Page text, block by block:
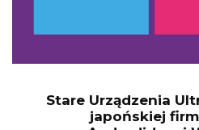
Stare Urządzenia
japońskiej